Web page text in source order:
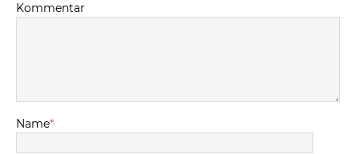
Kommentar
Name*